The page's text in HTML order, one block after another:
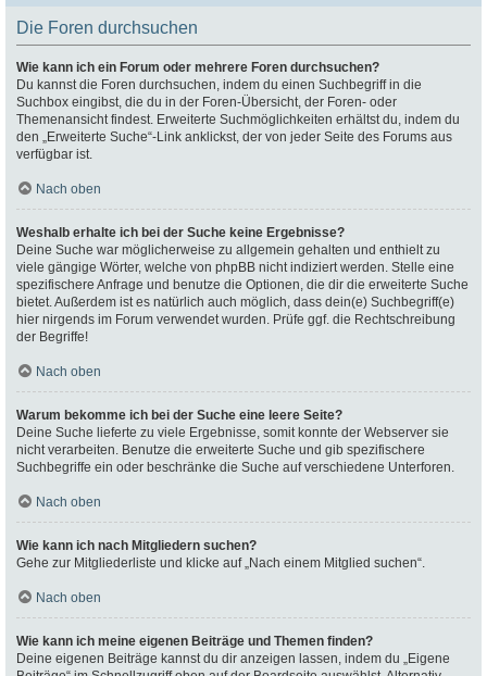
Die Foren durchsuchen
Wie kann ich ein Forum oder mehrere Foren durchsuchen?
Du kannst die Foren durchsuchen, indem du einen Suchbegriff in die
Suchbox eingibst, die du in der Foren-Übersicht, der Foren- oder
Themenansicht findest. Erweiterte Suchmöglichkeiten erhältst du, indem du
den „Erweiterte Suche“-Link anklickst, der von jeder Seite des Forums aus
verfügbar ist.
Nach oben
Weshalb erhalte ich bei der Suche keine Ergebnisse?
Deine Suche war möglicherweise zu allgemein gehalten und enthielt zu
viele gängige Wörter, welche von phpBB nicht indiziert werden. Stelle eine
spezifischere Anfrage und benutze die Optionen, die dir die erweiterte Suche
bietet. Außerdem ist es natürlich auch möglich, dass dein(e) Suchbegriff(e)
hier nirgends im Forum verwendet wurden. Prüfe ggf. die Rechtschreibung
der Begriffe!
Nach oben
Warum bekomme ich bei der Suche eine leere Seite?
Deine Suche lieferte zu viele Ergebnisse, somit konnte der Webserver sie
nicht verarbeiten. Benutze die erweiterte Suche und gib spezifischere
Suchbegriffe ein oder beschränke die Suche auf verschiedene Unterforen.
Nach oben
Wie kann ich nach Mitgliedern suchen?
Gehe zur Mitgliederliste und klicke auf „Nach einem Mitglied suchen“.
Nach oben
Wie kann ich meine eigenen Beiträge und Themen finden?
Deine eigenen Beiträge kannst du dir anzeigen lassen, indem du „Eigene